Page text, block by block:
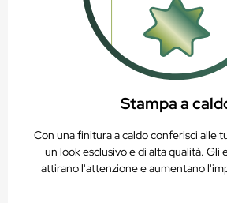
Stampa a
Con una finitura a caldo conferisci alle
un look esclusivo e di alta qualità. Gli
attirano l'attenzione e aumentano